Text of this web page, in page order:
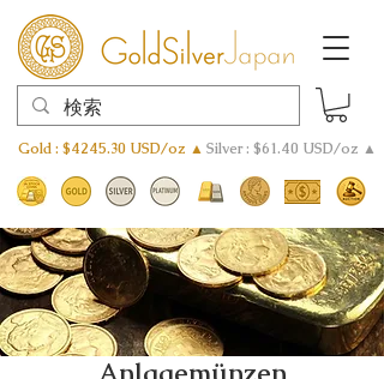
Gold : $4245.30 USD/oz ▲ Silver : $61.40 USD/oz ▲